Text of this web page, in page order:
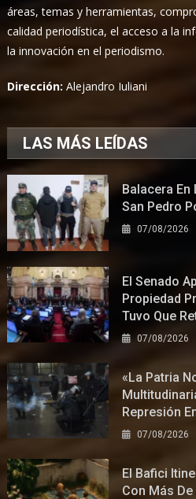
áreas, temas y herramientas,
calidad periodística, el acceso a la
la innovación en el periodismo.
Dirección:Alejandro Iuliani
LAS MÁS LEÍDAS
Balacera En
San Pedro
07/08/2026
El Senado
Propiedad
Tuvo Que
07/08/2026
«La Patria
Represión
07/08/2026
El Bafici
Con Más